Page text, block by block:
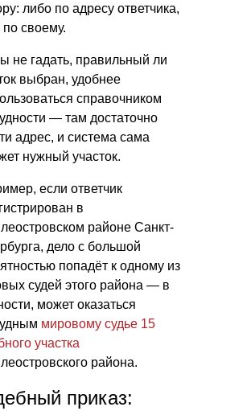
либо по адресу ответчика,
по своему.
не гадать, правильный ли
выбран, удобнее
справочником
— там достаточно
адрес, и система сама
нужный участок.
если ответчик
в
районе Санкт-
дело с большой
попадёт к одному из
судей этого района — в
может оказаться
мировому судье 15
участка
района.
приказ: